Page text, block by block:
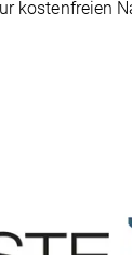
kostenfreien